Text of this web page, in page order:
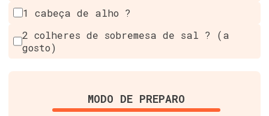
1 cabeça de alho ?
2 colheres de sobremesa de sal ? (a
gosto)
MODO DE PREPARO